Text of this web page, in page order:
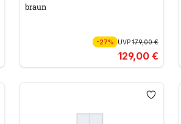
braun
-27% UVP179,00 €
129,00 €